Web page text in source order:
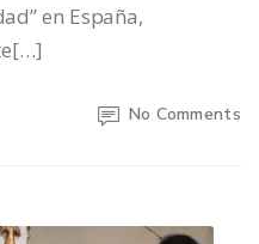
en España,
No Comments